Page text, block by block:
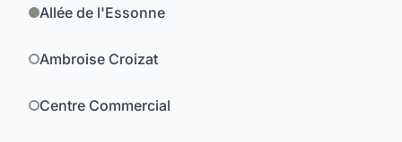
Allée de l'Essonne
Ambroise Croizat
Centre Commercial